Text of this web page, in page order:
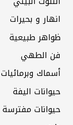
انهار و بحيرات
ظواهر طبيعية
فن الطهي
أسماك وبرمائيات
حيوانات اليفة
حيوانات مفترسة